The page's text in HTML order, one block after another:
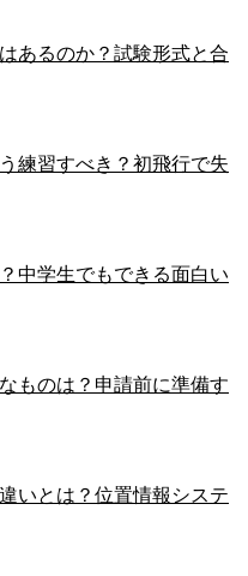
あるのか？試験形式と合
練習すべき？初飛行で失
中学生でもできる面白い
ものは？申請前に準備す
いとは？位置情報システ